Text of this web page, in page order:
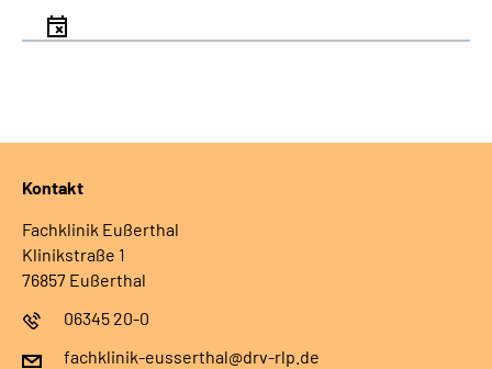
Kontakt
Fachklinik Eußerthal
Klinikstraße 1
76857 Eußerthal
06345 20-0
fachklinik-eusserthal@drv-rlp.de